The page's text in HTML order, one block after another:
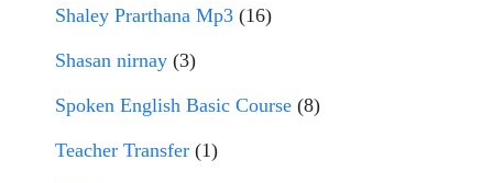
Shaley Prarthana Mp3 (16)
Shasan nirnay (3)
Spoken English Basic Course (8)
Teacher Transfer (1)